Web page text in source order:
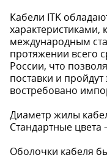
Кабели ITK
международным
протяжении всего
России, что
поставки и пройдут
востребовано
Диаметр жилы
Стандартные
Оболочки кабеля